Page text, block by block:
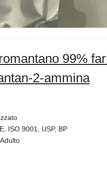
99%
2-ammina
ISO 9001, USP, BP